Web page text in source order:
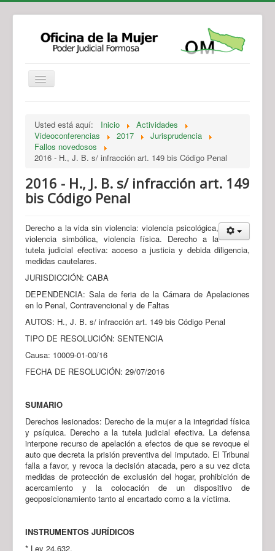
Legislación
Novedades
Recursos y Servicios de Atención
Usted está aquí: Inicio
Actividades
Videoconferencias
2017
Jurisprudencia
Fallos novedosos
2016 - H., J. B. s/ infracción art. 149 bis Código Penal
2016 - H., J. B. s/ infracción art. 149
bis Código Penal
Derecho a la vida sin violencia: violencia psicológica,
violencia simbólica, violencia física. Derecho a la
tutela judicial efectiva: acceso a justicia y debida diligencia,
medidas cautelares.
JURISDICCIÓN: CABA
DEPENDENCIA: Sala de feria de la Cámara de Apelaciones
en lo Penal, Contravencional y de Faltas
AUTOS: H., J. B. s/ infracción art. 149 bis Código Penal
TIPO DE RESOLUCIÓN: SENTENCIA
Causa: 10009-01-00/16
FECHA DE RESOLUCIÓN: 29/07/2016
SUMARIO
Derechos lesionados: Derecho de la mujer a la integridad física
y psíquica. Derecho a la tutela judicial efectiva. La defensa
interpone recurso de apelación a efectos de que se revoque el
auto que decreta la prisión preventiva del imputado. El Tribunal
falla a favor, y revoca la decisión atacada, pero a su vez dicta
medidas de protección de exclusión del hogar, prohibición de
acercamiento y la colocación de un dispositivo de
geoposicionamiento tanto al encartado como a la víctima.
INSTRUMENTOS JURÍDICOS
* Ley 24.632.